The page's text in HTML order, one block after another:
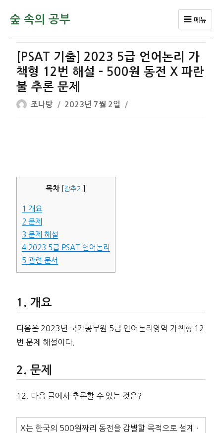
숲 속의 공부 메뉴
[PSAT 기출] 2023 5급 언어논리 가
책형 12번 해설 – 500원 동전 X 파란
불 추론 문제
글
쓴
조나탕
작
성
2023년 7월 2일
목차 감추기
1 개요
2 문제
3 문제 해설
42023 5급 PSAT 언어논리
5 관련 문서
개요
다음은 2023년 국가공무원 5급 언어논리영역 가책형 12
번 문제 해설이다.
문제
12. 다음 글에서 추론할 수 있는 것은?
X는 한국의 500원짜리 동전을 감별할 목적으로 설계ㆍ